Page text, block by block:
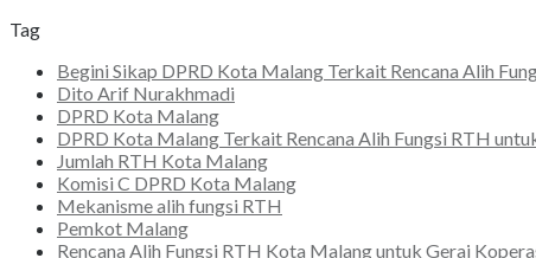
Tag
Begini Sikap DPRD Kota Malang Terkait Rencana Alih
Dito Arif Nurakhmadi
DPRD Kota Malang
DPRD Kota Malang Terkait Rencana Alih Fungsi RTH
Jumlah RTH Kota Malang
Komisi C DPRD Kota Malang
Mekanisme alih fungsi RTH
Pemkot Malang
Rencana Alih Fungsi RTH Kota Malang untuk Gerai